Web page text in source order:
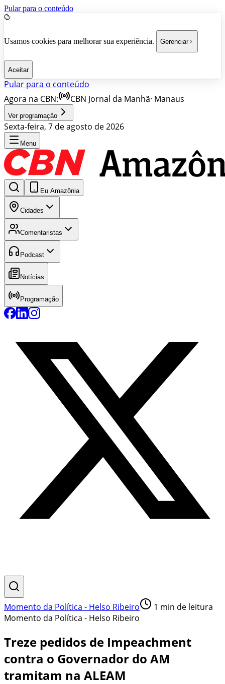
Pular para o conteúdo
Usamos cookies para melhorar sua experiência. Gerenciar
Aceitar
Pular para o conteúdo
Agora na CBN:
CBN Jornal da Manhã· Manaus
Ver programação
Sexta-feira, 7 de agosto de 2026
Menu
Eu Amazônia
Cidades
Comentaristas
Podcast
Notícias
Programação
Momento da Política - Helso Ribeiro 1 min de leitura
Momento da Política - Helso Ribeiro
Treze pedidos de Impeachment
contra o Governador do AM
tramitam na ALEAM